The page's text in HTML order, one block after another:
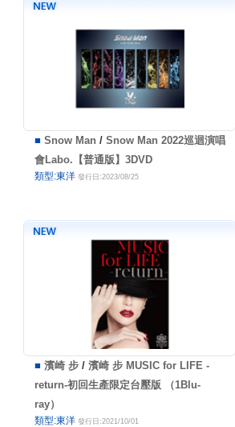
■ Snow Man / Snow Man 2022巡迴演唱
會Labo.【普通版】3DVD
類型:東洋 發行日:2023/08/25
■ 濱崎 步/ 濱崎 步 MUSIC for LIFE -
return-初回生產限定台壓版 （1Blu-
ray）
類型:東洋 發行日:2021/10/01